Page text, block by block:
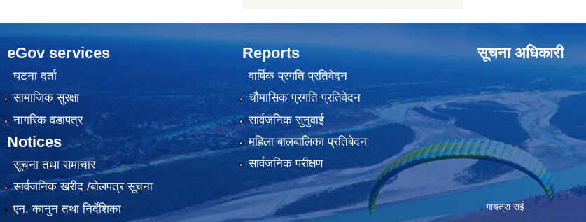
eGov services
घटना दर्ता
सामाजिक सुरक्षा
नागरिक वडापत्र
Notices
सूचना तथा समाचार
सार्वजनिक खरीद /बोलपत्र सूचना
एन, कानुन तथा निर्देशिका
Reports
वार्षिक प्रगति प्रतिवेदन
चौमासिक प्रगति प्रतिवेदन
सार्वजनिक सुनुवाई
महिला बालबालिका प्रतिबेदन
सार्वजनिक परीक्षण
सूचना अधिकारी
गायत्रा राई